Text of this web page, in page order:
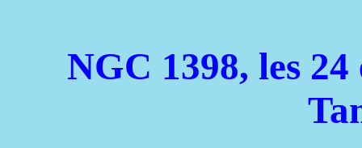
NGC 1398, les